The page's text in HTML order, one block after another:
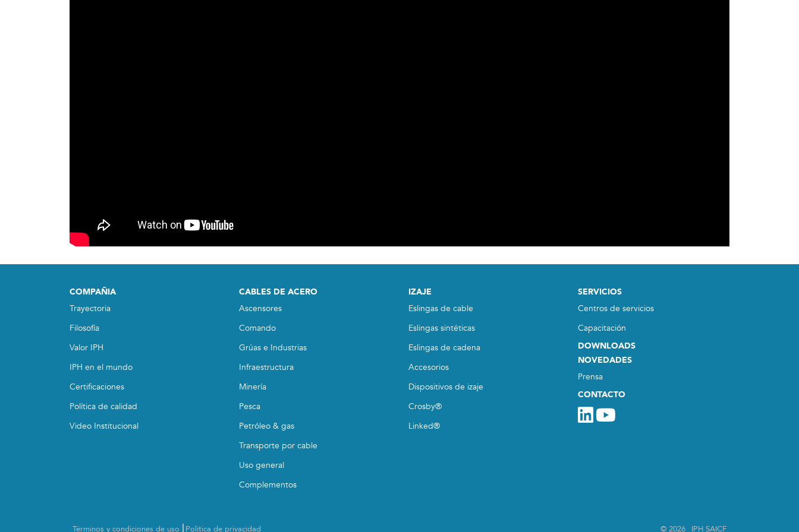
COMPAÑIA
Trayectoria
Filosofía
Valor IPH
IPH en el mundo
Certificaciones
Política de calidad
Video Institucional
CABLES DE ACERO
Ascensores
Comando
Grúas e Industrias
Infraestructura
Minería
Pesca
Petróleo & gas
Transporte por cable
Uso general
Complementos
IZAJE
Eslingas de cable
Eslingas sintéticas
Eslingas de cadena
Accesorios
Dispositivos de izaje
Crosby®
Linked®
SERVICIOS
Centros de servicios
Capacitación
DOWNLOADS
NOVEDADES
Prensa
CONTACTO
Términos y condiciones de uso Política de privacidad © 2026 IPH SAICF